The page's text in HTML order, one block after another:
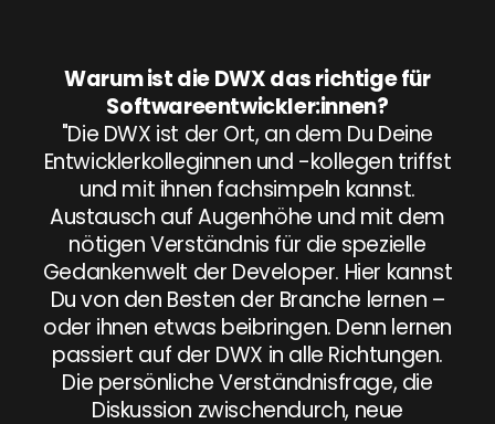
Warum ist die DWX das richtige für
Softwareentwickler:innen?
"Die DWX ist der Ort, an dem Du Deine
Entwicklerkolleginnen und -kollegen triffst
und mit ihnen fachsimpeln kannst.
Austausch auf Augenhöhe und mit dem
nötigen Verständnis für die spezielle
Gedankenwelt der Developer. Hier kannst
Du von den Besten der Branche lernen –
oder ihnen etwas beibringen. Denn lernen
passiert auf der DWX in alle Richtungen.
Die persönliche Verständnisfrage, die
Diskussion zwischendurch, neue